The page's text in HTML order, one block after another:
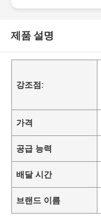
제품 설명
강조점:
가격
공급 능력
배달 시간
브랜드 이름